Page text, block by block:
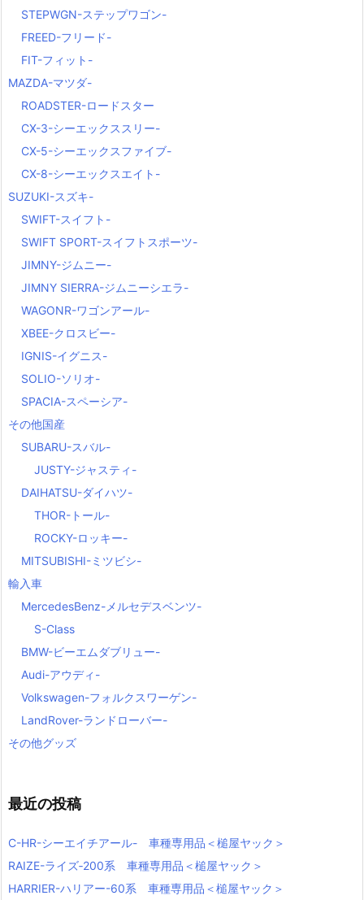
STEPWGN-ステップワゴン-
FREED-フリード-
FIT-フィット-
MAZDA-マツダ-
ROADSTER-ロードスター
CX-3-シーエックススリー-
CX-5-シーエックスファイブ-
CX-8-シーエックスエイト-
SUZUKI-スズキ-
SWIFT-スイフト-
SWIFT SPORT-スイフトスポーツ-
JIMNY-ジムニー-
JIMNY SIERRA-ジムニーシエラ-
WAGONR-ワゴンアール-
XBEE-クロスビー-
IGNIS-イグニス-
SOLIO-ソリオ-
SPACIA-スペーシア-
その他国産
SUBARU-スバル-
JUSTY-ジャスティ-
DAIHATSU-ダイハツ-
THOR-トール-
ROCKY-ロッキー-
MITSUBISHI-ミツビシ-
輸入車
MercedesBenz-メルセデスベンツ-
S-Class
BMW-ビーエムダブリュー-
Audi-アウディ-
Volkswagen-フォルクスワーゲン-
LandRover-ランドローバー-
その他グッズ
最近の投稿
C-HR-シーエイチアール- 車種専用品＜槌屋ヤック＞
RAIZE-ライズ‐200系 車種専用品＜槌屋ヤック＞
HARRIER-ハリアー-60系 車種専用品＜槌屋ヤック＞